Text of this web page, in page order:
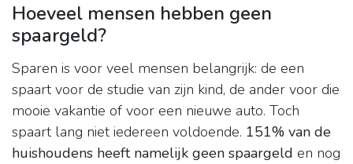
Hoeveel mensen hebben geen
spaargeld?
Sparen is voor veel mensen belangrijk: de een
spaart voor de studie van zijn kind, de ander voor die
mooie vakantie of voor een nieuwe auto. Toch
spaart lang niet iedereen voldoende. 151% van de
huishoudens heeft namelijk geen spaargeld en nog